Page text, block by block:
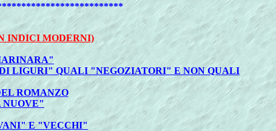
INDICI MODERNI)
LIGURI" QUALI "NEGOZIATORI" E NON QUALI
ROMANZO
NUOVE"
E "VECCHI"